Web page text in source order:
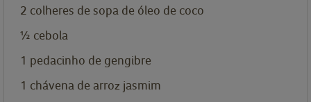
2 colheres de sopa de óleo de coco
½ cebola
1 pedacinho de gengibre
1 chávena de arroz jasmim